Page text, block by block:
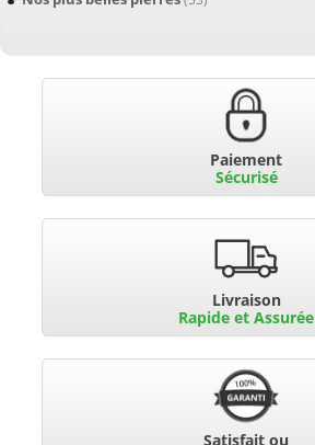
Paiement
Sécurisé
Livraison
Rapide et Assurée
Satisfait ou